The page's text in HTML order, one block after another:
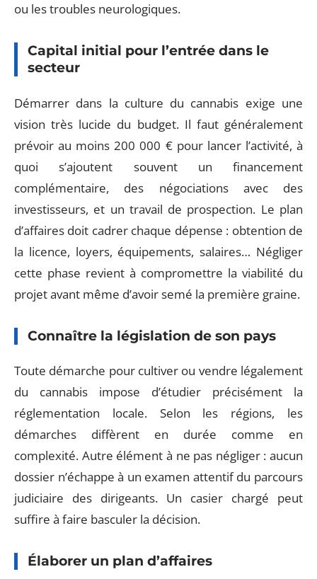
ou les troubles neurologiques.
Capital initial pour l’entrée dans le
secteur
Démarrer dans la culture du cannabis exige une
vision très lucide du budget. Il faut généralement
prévoir au moins 200 000 € pour lancer l’activité, à
quoi s’ajoutent souvent un financement
complémentaire, des négociations avec des
investisseurs, et un travail de prospection. Le plan
d’affaires doit cadrer chaque dépense : obtention de
la licence, loyers, équipements, salaires… Négliger
cette phase revient à compromettre la viabilité du
projet avant même d’avoir semé la première graine.
Connaître la législation de son pays
Toute démarche pour cultiver ou vendre légalement
du cannabis impose d’étudier précisément la
réglementation locale. Selon les régions, les
démarches diffèrent en durée comme en
complexité. Autre élément à ne pas négliger : aucun
dossier n’échappe à un examen attentif du parcours
judiciaire des dirigeants. Un casier chargé peut
suffire à faire basculer la décision.
Élaborer un plan d’affaires